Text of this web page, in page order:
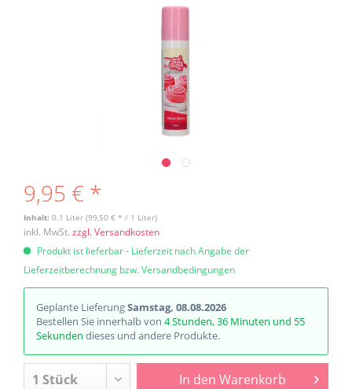
9,95 € *
Inhalt: 0.1 Liter (99,50 € * / 1 Liter)
inkl. MwSt. zzgl. Versandkosten
Produkt ist lieferbar - Lieferzeit nach Angabe der
Lieferzeitberechnung bzw. Versandbedingungen
Geplante LieferungSamstag, 08.08.2026
Bestellen Sie innerhalb von 4 Stunden, 36 Minuten und 55
Sekunden dieses und andere Produkte.
In den Warenkorb